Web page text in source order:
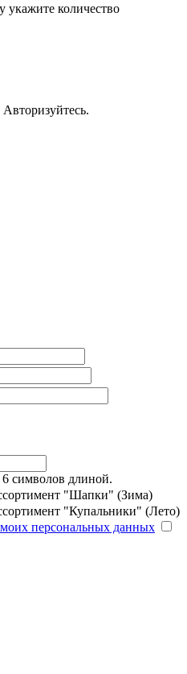
укажите количество
символов длиной.
"Шапки" (Зима)
"Купальники" (Лето)
персональных данных